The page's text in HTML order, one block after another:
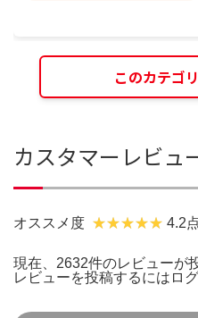
このカテゴ
カスタマーレビュ
オススメ度 4.2
現在、2632件のレビューが
レビューを投稿するには ロ